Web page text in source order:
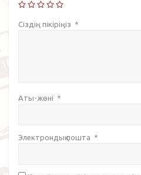
Сіздің пікіріңіз *
Аты-жөні *
Электрондық пошта *